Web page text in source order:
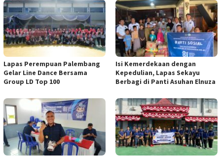
Lapas Perempuan Palembang
Gelar Line Dance Bersama
Group LD Top 100
Isi Kemerdekaan dengan
Kepedulian, Lapas Sekayu
Berbagi di Panti Asuhan Elnuza